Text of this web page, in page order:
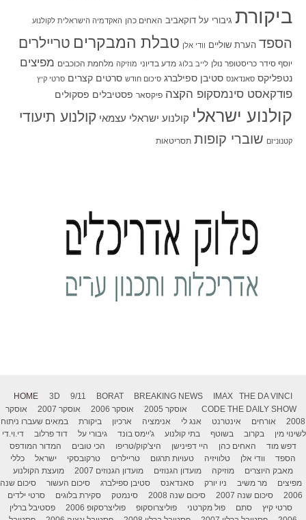
ביקורת גיבורי על דוקאביב האחים כהן האקדמיה הישראלית לקולנוע
הספד הערת שוליים וודי אלן טבלת המבקרים טריילרים
יוסף סידר כריסטופר נולן לייב בלוג מדע בדיוני מוזיקה מלחמת הכוכבים מפיצים
נטפליקס סאנדאנס סטיבן ספילברג סיכום חודש סרטים קצרים סרטי קיץ
פודקאסט סינמסקופ הקצה פיקסאר פסטיבלים פסקולים
קולנוע ישראלי קולנוע ישראלי עצמאי קולנוע תיעודי
קטנוניזם שוברי קופות תסריטאות
HOME 3D 9/11 BORAT BREAKING NEWS IMAX
THE DA VINCI
CODE THE DAILY SHOW אוסקר 2005 אוסקר 2006 אוסקר 2007
אוסקר
2008
אורחים אינטרנט אנג לי אנימציה ארכיון ביקורת
במאים שעברו ניתוח
לשינוי מין
בקרוב בשוטף בתי קולנוע ג'יימס בונד גיבורי על דוד פרלוב
די.וי.די
דפש מוד
האחים כהן היי דפינישן היצ'קוק/טריפו הכי טובים
המדור המודפס
הספד
וודי אלן טלוויזיה טעויות תרגום טריילרים טרקובסקי ישראל
כללי
מאבק היוצרים
מוזיקה מועדון הגנוזים מועדון הגנוזים 2007
מועצת הקולנוע
מפיצים
מר משיב ניו יורק סאנדאנס סטיבן ספילברג סיכום העשור
סיכום שנה
2006
סיכום שנה 2007 סיכום שנה 2008 סינמטק סקירת בלוגים
סרטי ילדים
סרטי קיץ
סתם פול מקרטני פוליצרוסקופ פוליצרסקופ 2006
פסטיבל ברלין